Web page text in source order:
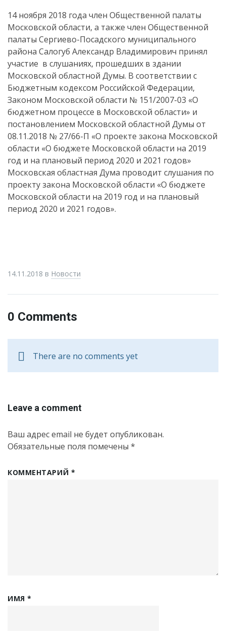
14 ноября 2018 года член Общественной палаты
Московской области, а также член Общественной
палаты Сергиево-Посадского муниципального
района Салогуб Александр Владимирович принял
участие в слушаниях, прошедших в здании
Московской областной Думы. В соответствии с
Бюджетным кодексом Российской Федерации,
Законом Московской области № 151/2007-03 «О
бюджетном процессе в Московской области» и
постановлением Московской областной Думы от
08.11.2018 № 27/66-П «О проекте закона Московской
области «О бюджете Московской области на 2019
год и на плановый период 2020 и 2021 годов»
Московская областная Дума проводит слушания по
проекту закона Московской области «О бюджете
Московской области на 2019 год и на плановый
период 2020 и 2021 годов».
14.11.2018 в Новости
0 Comments
There are no comments yet
Leave a comment
Ваш адрес email не будет опубликован.
Обязательные поля помечены *
КОММЕНТАРИЙ *
ИМЯ*